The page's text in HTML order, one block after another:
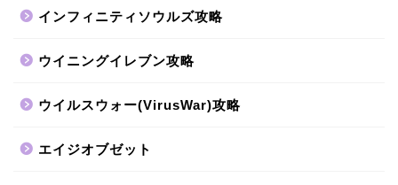
インフィニティソウルズ攻略
ウイニングイレブン攻略
ウイルスウォー(VirusWar)攻略
エイジオブゼット